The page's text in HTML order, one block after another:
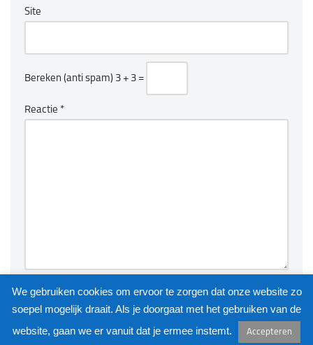
Site
Bereken (anti spam) 3 + 3 =
Reactie *
KUNSTKAST © 2026
We gebruiken cookies om ervoor te zorgen dat onze website zo
soepel mogelijk draait. Als je doorgaat met het gebruiken van de
website, gaan we er vanuit dat je ermee instemt.
Accepteren